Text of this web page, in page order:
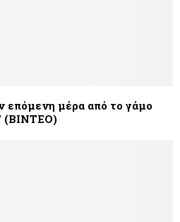
επόμενη μέρα από το γάμο
(ΒΙΝΤΕΟ)